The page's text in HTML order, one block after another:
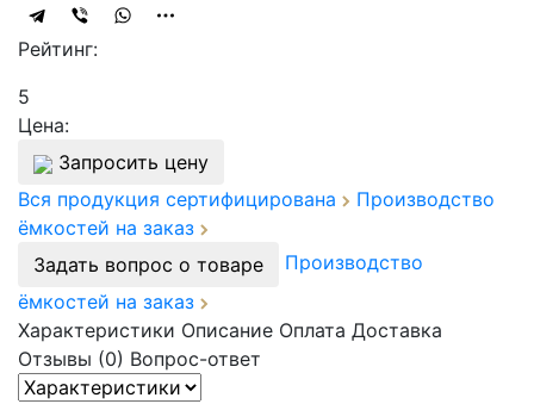
Рейтинг:
5
Цена:
Запросить цену
Вся продукция сертифицирована
Производство
ёмкостей на заказ
Задать вопрос о товаре
Производство
ёмкостей на заказ
Характеристики Описание Оплата Доставка
Отзывы (0) Вопрос-ответ